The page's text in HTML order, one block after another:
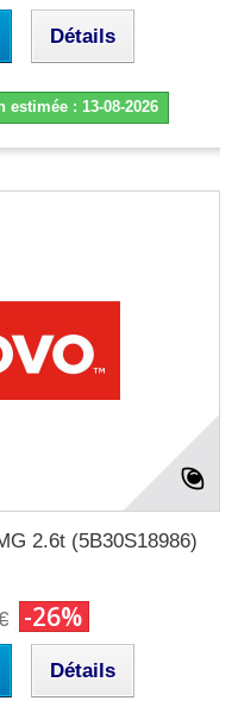
Détails
: 13-08-2026
2.6t (5B30S18986)
-26%
Détails